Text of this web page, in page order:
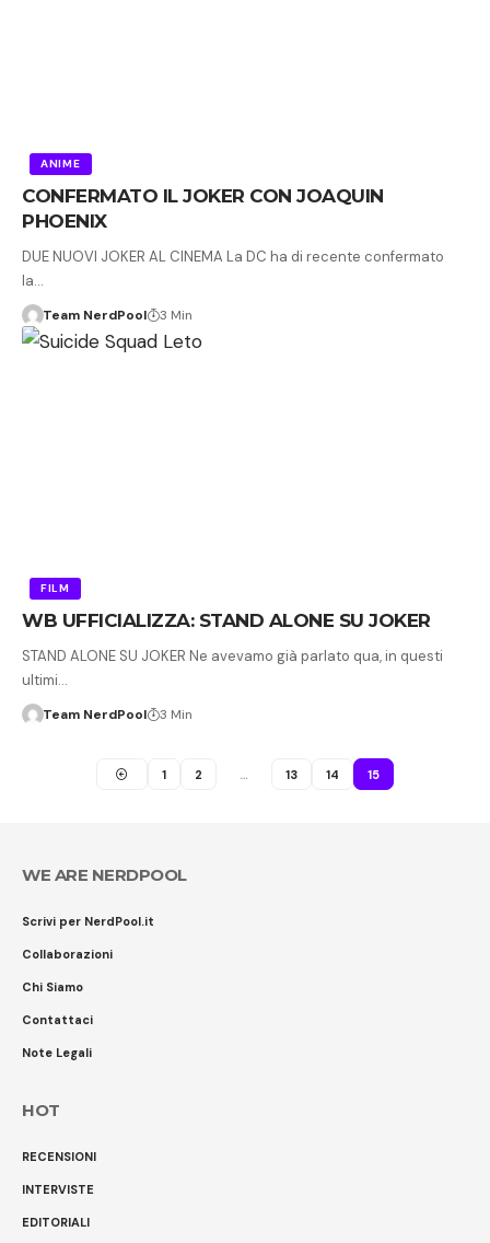
ANIME
CONFERMATO IL JOKER CON JOAQUIN
PHOENIX
DUE NUOVI JOKER AL CINEMA La DC ha di recente confermato
la…
Team NerdPool 3 Min
FILM
WB UFFICIALIZZA: STAND ALONE SU JOKER
STAND ALONE SU JOKER Ne avevamo già parlato qua, in questi
ultimi…
Team NerdPool 3 Min
1 2 … 13 14 15
WE ARE NERDPOOL
Scrivi per NerdPool.it
Collaborazioni
Chi Siamo
Contattaci
Note Legali
HOT
RECENSIONI
INTERVISTE
EDITORIALI